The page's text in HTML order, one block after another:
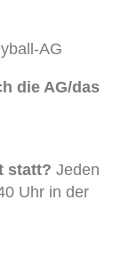
AG
die AG/das
statt? Jeden
Uhr in der